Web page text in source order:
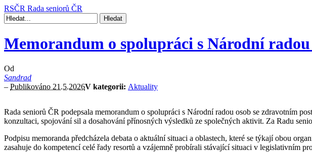
RSČR Rada seniorů ČR
Memorandum o spolupráci s Národní
Od
Sandrad
– Publikováno 21.5.2026V kategorii: Aktuality
Rada seniorů ČR podepsala memorandum o spolupráci s Národní radou osob se zdravotním
konzultaci, spojování sil a dosahování přínosných výsledků ze společných aktivit. Za Radu
Podpisu memoranda předcházela debata o aktuální situaci a oblastech, které se týkají obou
zasahuje do kompetencí celé řady resortů a vzájemně probírali stávající situaci v legislativním